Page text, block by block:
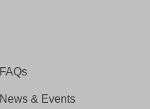
FAQs
News & Events